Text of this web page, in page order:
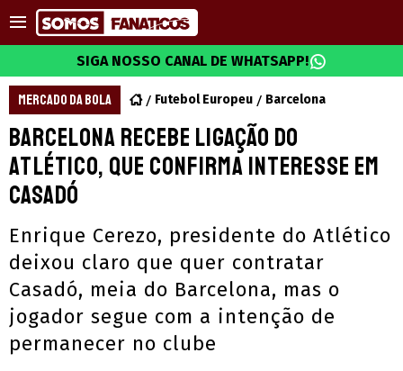
SIGA NOSSO CANAL DE WHATSAPP!
MERCADO DA BOLA Futebol Europeu Barcelona
Barcelona recebe ligação do
Atlético, que confirma interesse em
Casadó
Enrique Cerezo, presidente do Atlético
deixou claro que quer contratar
Casadó, meia do Barcelona, mas o
jogador segue com a intenção de
permanecer no clube